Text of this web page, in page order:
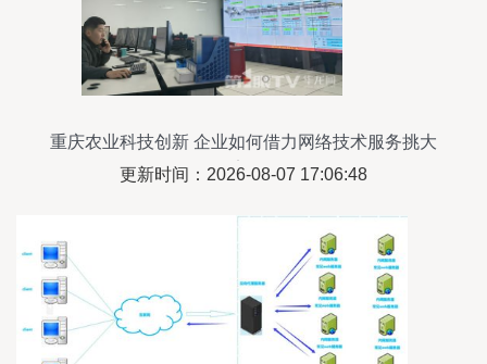
重庆农业科技创新 企业如何借力网络技术服务挑大
梁
更新时间：2026-08-07 17:06:48